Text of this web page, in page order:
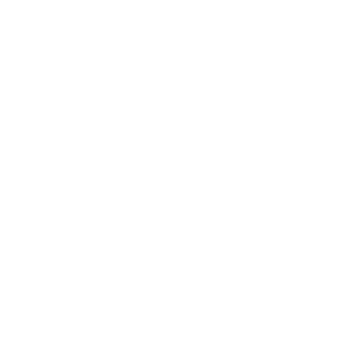
to help us analyze how the website is used and to offer